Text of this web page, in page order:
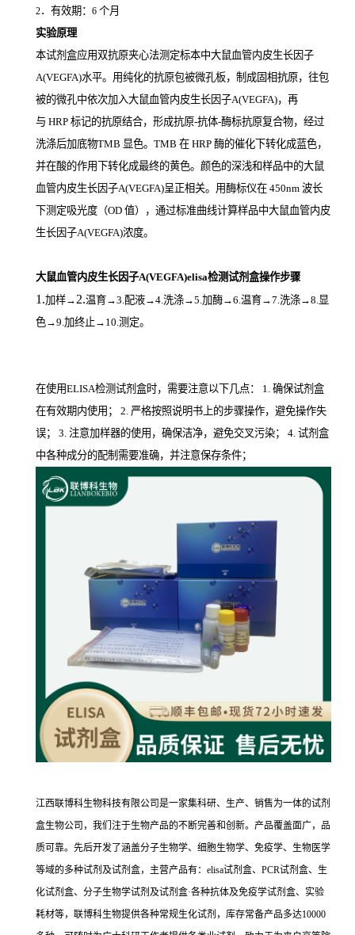
2．有效期： 6 个月
实验原理
本试剂盒应用双抗原夹心法测定标本中大鼠血管内皮生长因子
A(VEGFA)水平。用纯化的抗原包被微孔板，制成固相抗原，往包
被的微孔中依次加入大鼠血管内皮生长因子A(VEGFA)，再
与 HRP 标记的抗原结合，形成抗原-抗体-酶标抗原复合物，经过
洗涤后加底物TMB 显色。 TMB 在 HRP 酶的催化下转化成蓝色，
并在酸的作用下转化成最终的黄色。颜色的深浅和样品中的大鼠
血管内皮生长因子A(VEGFA)呈正相关。用酶标仪在 450nm 波长
下测定吸光度（OD 值），通过标准曲线计算样品中大鼠血管内皮
生长因子A(VEGFA)浓度。
大鼠血管内皮生长因子A(VEGFA)elisa检测试剂盒操作步骤
1.加样→ 2.温育→3.配液→4.洗涤→5.加酶→6.温育→7.洗涤→8.显
色→9.加终止→10.测定。
在使用ELISA检测试剂盒时，需要注意以下几点： 1. 确保试剂盒
在有效期内使用； 2. 严格按照说明书上的步骤操作，避免操作失
误； 3. 注意加样器的使用，确保洁净，避免交叉污染； 4. 试剂盒
中各种成分的配制需要准确，并注意保存条件；
江西联博科生物科技有限公司是一家集科研、生产、销售为一体的试剂
盒生物公司，我们注于生物产品的不断完善和创新。产品覆盖面广，品
质可靠。先后开发了涵盖分子生物学、细胞生物学、免疫学、生物医学
等域的多种试剂及试剂盒，主营产品有：elisa试剂盒、PCR试剂盒、生
化试剂盒、分子生物学试剂及试剂盒·各种抗体及免疫学试剂盒、实验
耗材等，联博科生物提供各种常规生化试剂，库存常备产品多达10000